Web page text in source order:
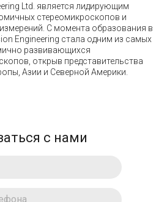
Ltd. является лидирующим
стереомикроскопов и
С момента образования в
Engineering стала одним из самых
развивающихся
открыв представительства
Азии и Северной Америки.
с нами